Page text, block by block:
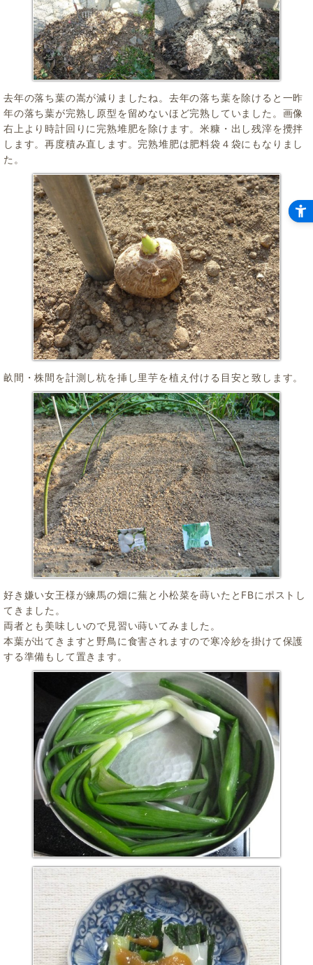
去年の落ち葉の嵩が減りましたね。去年の落ち葉を除けると一昨
年の落ち葉が完熟し原型を留めないほど完熟していました。画像
右上より時計回りに完熟堆肥を除けます。米糠・出し残滓を攪拌
します。再度積み直します。完熟堆肥は肥料袋４袋にもなりまし
た。
畝間・株間を計測し杭を挿し里芋を植え付ける目安と致します。
好き嫌い女王様が練馬の畑に蕪と小松菜を蒔いたとFBにポストし
てきました。
両者とも美味しいので見習い蒔いてみました。
本葉が出てきますと野鳥に食害されますので寒冷紗を掛けて保護
する準備もして置きます。